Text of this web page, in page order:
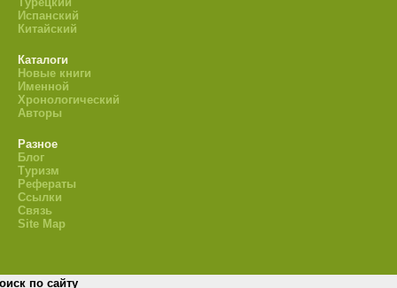
Испанский
Китайский
Каталоги
Новые книги
Именной
Хронологический
Авторы
Разное
Блог
Туризм
Рефераты
Ссылки
Связь
Site Map
по сайту